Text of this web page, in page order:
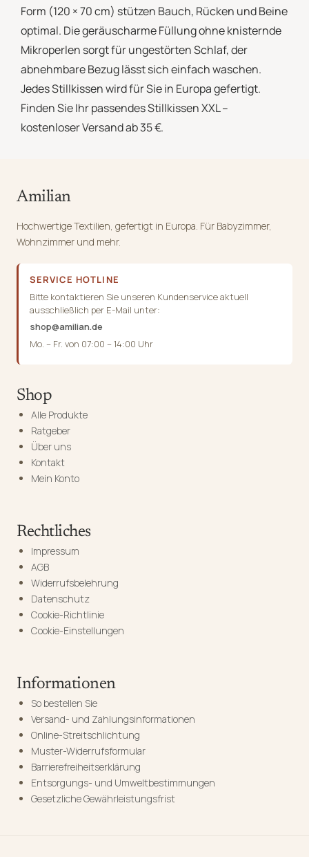
Form (120 × 70 cm) stützen Bauch, Rücken und Beine
optimal. Die geräuscharme Füllung ohne knisternde
Mikroperlen sorgt für ungestörten Schlaf, der
abnehmbare Bezug lässt sich einfach waschen.
Jedes Stillkissen wird für Sie in Europa gefertigt.
Finden Sie Ihr passendes Stillkissen XXL –
kostenloser Versand ab 35 €.
Amilian
Hochwertige Textilien, gefertigt in Europa. Für Babyzimmer,
Wohnzimmer und mehr.
SERVICE HOTLINE
Bitte kontaktieren Sie unseren Kundenservice aktuell
ausschließlich per E-Mail unter:
shop@amilian.de
Mo. – Fr. von 07:00 – 14:00 Uhr
Shop
Alle Produkte
Ratgeber
Über uns
Kontakt
Mein Konto
Rechtliches
Impressum
AGB
Widerrufsbelehrung
Datenschutz
Cookie-Richtlinie
Cookie-Einstellungen
Informationen
So bestellen Sie
Versand- und Zahlungsinformationen
Online-Streitschlichtung
Muster-Widerrufsformular
Barrierefreiheitserklärung
Entsorgungs- und Umweltbestimmungen
Gesetzliche Gewährleistungsfrist